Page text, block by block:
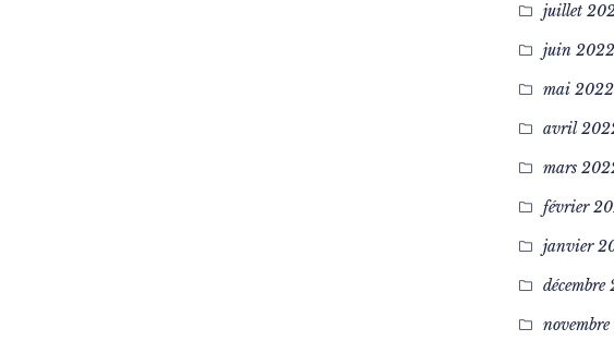
juillet
juin 2022
mai 2022
avril
mars
février
janvier
décembre